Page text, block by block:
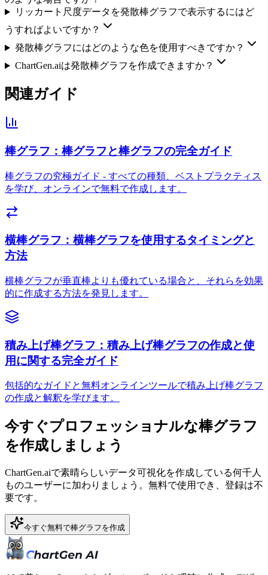
リッカート尺度データを発散棒グラフで表示するにはど
うすればよいですか？
発散棒グラフにはどのような色を使用すべきですか？
ChartGen.aiは発散棒グラフを作成できますか？
関連ガイド
棒グラフ：棒グラフと棒グラフの完全ガイド
棒グラフの究極ガイド - すべての種類、ベストプラクティス
を学び、オンラインで無料で作成します。
横棒グラフ：横棒グラフを使用するタイミングと
方法
横棒グラフが垂直棒よりも優れている場合と、それらを効果
的に作成する方法を発見します。
積み上げ棒グラフ：積み上げ棒グラフの作成と使
用に関する完全ガイド
包括的なガイドと無料オンラインツールで積み上げ棒グラフ
の作成と解釈を学びます。
今すぐプロフェッショナルな棒グラフ
を作成しましょう
ChartGen.aiで素晴らしいデータ可視化を作成している何千人
ものユーザーに加わりましょう。無料で使用でき、登録は不
要です。
今すぐ無料で棒グラフを作成